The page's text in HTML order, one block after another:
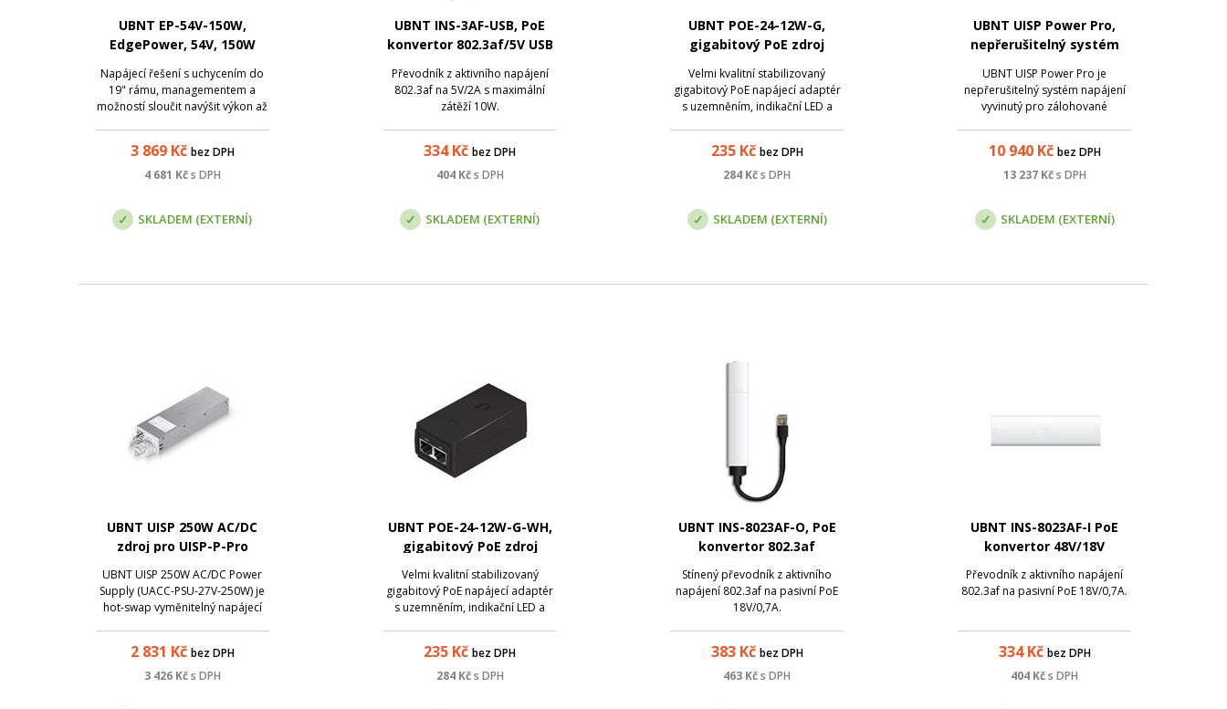
UBNT EP-54V-150W,
EdgePower, 54V, 150W
Napájecí řešení s uchycením do
19" rámu, managementem a
možností sloučit navýšit výkon až
3 869Kč bez DPH
4 681 Kčs DPH
SKLADEM (EXTERNÍ)
UBNT INS-3AF-USB, PoE
konvertor 802.3af/5V USB
Převodník z aktivního napájení
802.3af na 5V/2A s maximální
zátěží 10W.
334Kč bez DPH
404Kč s DPH
SKLADEM (EXTERNÍ)
UBNT POE-24-12W-G,
gigabitový PoE zdroj
Velmi kvalitní stabilizovaný
gigabitový PoE napájecí adaptér
s uzemněním, indikační LED a
výstupní výkon je 12 W. Adaptér
je vhodný pro napájení všech
235Kč bez DPH
284 Kčs DPH
SKLADEM (EXTERNÍ)
UBNT UISP Power Pro,
nepřerušitelný systém
UBNT UISP Power Pro je
nepřerušitelný systém napájení
vyvinutý pro zálohované
a switche. Napájecí výkon
zařízení dosahuje 240 W nebo
10 940Kč bez DPH
13 237Kč s DPH
SKLADEM (EXTERNÍ)
UBNT UISP 250W AC/DC
zdroj pro UISP-P-Pro
UBNT UISP 250W AC/DC Power
Supply (UACC-PSU-27V-250W) je
hot-swap vyměnitelný napájecí
P-Pro. Při výstupním napětí 27 V a
maximálním proudovém zatížení
2 831 Kč bez DPH
3 426Kčs DPH
UBNT POE-24-12W-G-WH,
gigabitový PoE zdroj
Velmi kvalitní stabilizovaný
gigabitový PoE napájecí adaptér
s uzemněním, indikační LED a
výstupní výkon je 12 W. Adaptér
je vhodný pro napájení všech
235 Kč bez DPH
284Kč s DPH
UBNT INS-8023AF-O, PoE
konvertor 802.3af
Stínený převodník z aktivního
napájení 802.3af na pasivní PoE
18V/0,7A.
383Kč bez DPH
463 Kčs DPH
UBNT INS-8023AF-I PoE
konvertor 48V/18V
Převodník z aktivního napájení
802.3af na pasivní PoE 18V/0,7A.
334Kč bez DPH
404 Kčs DPH